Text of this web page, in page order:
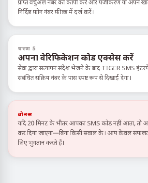
प्राप्त वर्चुअल नंबर को कॉपी करें और पंजीकरण या अपने
निर्दिष्ट फ़ोन नंबर फ़ील्ड में दर्ज करें।
चरण 5
अपना वेरिफिकेशन कोड एक्सेस करें
सेवा द्वारा सत्यापन संदेश भेजने के बाद TIGER SMS
संबंधित सक्रिय नंबर के पास स्पष्ट रूप से दिखाई देगा।
बोनस
यदि 20 मिनट के भीतर आपका SMS कोड नहीं आता, तो
कर दिया जाएगा—बिना किसी सवाल के। आप केवल
लिए भुगतान करते हैं।